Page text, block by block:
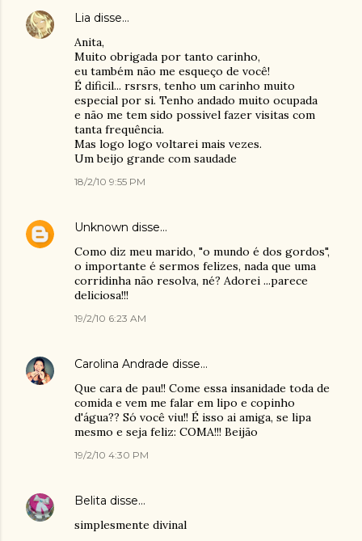
Lia disse…
Anita,
Muito obrigada por tanto carinho,
eu também não me esqueço de você!
É dificil... rsrsrs, tenho um carinho muito
especial por si. Tenho andado muito ocupada
e não me tem sido possivel fazer visitas com
tanta frequência.
Mas logo logo voltarei mais vezes.
Um beijo grande com saudade
18/2/10 9:55 PM
Unknown disse…
Como diz meu marido, "o mundo é dos gordos",
o importante é sermos felizes, nada que uma
corridinha não resolva, né? Adorei ...parece
deliciosa!!!
19/2/10 6:23 AM
Carolina Andrade disse…
Que cara de pau!! Come essa insanidade toda de
comida e vem me falar em lipo e copinho
d'água?? Só você viu!! É isso ai amiga, se lipa
mesmo e seja feliz: COMA!!! Beijão
19/2/10 4:30 PM
Belita disse…
simplesmente divinal